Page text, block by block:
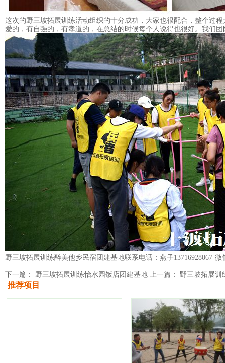
这次的野三坡拓展训练活动组织的十分成功，大家也很配合，整个过
爱的，有自强的，有孝道的，在总结的时候每个人说得也很好。我们
野三坡拓展训练醉美他乡民宿团建基地联系电话：燕子13716928067
下一篇： 野三坡拓展训练怡水园饭店团建基地 上一篇： 野三坡拓展训
推荐项目